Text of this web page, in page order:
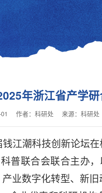
年浙江省产学
作者：科研处 来源：科研处
钱江潮科技创新论坛
普联合会联合主办
业数字化转型、新